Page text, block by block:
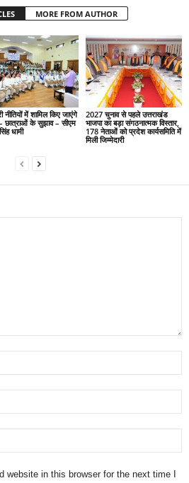
MORE FROM AUTHOR
नीतियों में शामिल किए जाएंगे
छात्राओं के सुझाव – सीएम
धामी
2027 चुनाव से पहले उत्तराखंड
भाजपा का बड़ा संगठनात्मक विस्तार,
178 नेताओं को प्रदेश कार्यसमिति में
मिली जिम्मेदारी
website in this browser for the next time I